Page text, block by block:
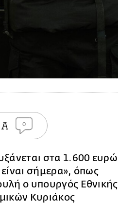
0
στα 1.600 ευρώ
σήμερα», όπως
ο υπουργός Εθνικής
Κυριάκος